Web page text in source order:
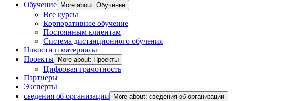
Обучение
More about: Обучение
Все курсы
Корпоративное обучение
Постоянным клиентам
Система дистанционного обучения
Новости и материалы
Проекты
More about: Проекты
Цифровая грамотность
Партнеры
Эксперты
сведения об организации
More about: сведения об организации